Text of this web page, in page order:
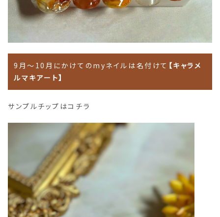
9月～10月にかけてのmyネイルは名付けて 【キャラメ
ルマキアート】
サンプルチップはコチラ